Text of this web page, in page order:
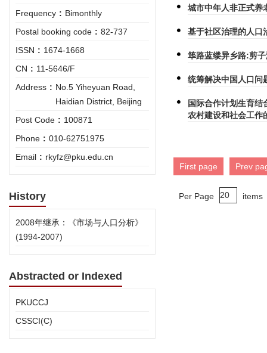
Frequency : Bimonthly
Postal booking code : 82-737
ISSN : 1674-1668
CN : 11-5646/F
Address : No.5 Yiheyuan Road,
Haidian District, Beijing
Post Code : 100871
Phone : 010-62751975
Email : rkyfz@pku.edu.cn
History
2008年继承：《市场与人口分析》
(1994-2007)
Abstracted or Indexed
PKUCCJ
CSSCI(C)
城市中年人非正式
基于社区治理的人口
筚路蓝缕异乡路:剪
统筹解决中国人口问
国际合作计划生育
农村建设和社会工作
First page Prev
Per Page items